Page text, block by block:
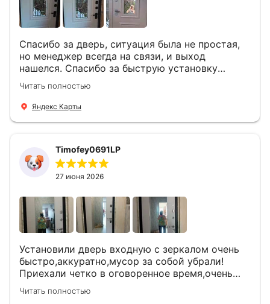
Спасибо за дверь, ситуация была не простая,
но менеджер всегда на связи, и выход
нашелся. Спасибо за быструю установку
Роману, один и привёз, и установил. Надеюсь,
что дверь нам долго послужит
Читать полностью
Яндекс Карты
Timofey0691LP
27 июня 2026
Установили дверь входную с зеркалом очень
быстро,аккуратно,мусор за собой убрали!
Приехали четко в оговоренное время,очень
вежливые,деликатные рабочие .Все
понравилось и дверь ,и работа и цена!
Читать полностью